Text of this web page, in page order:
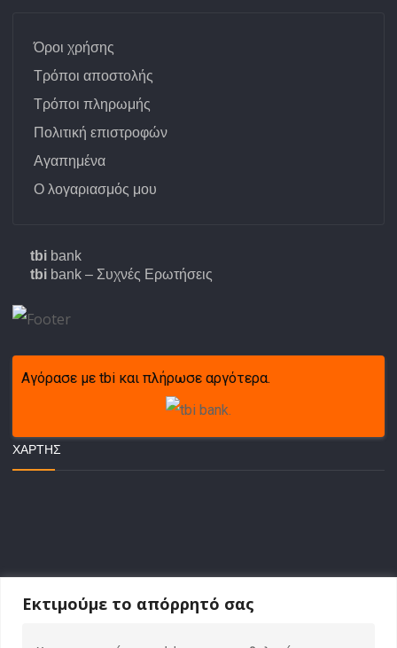
Εκτιμούμε το απόρρητό σας
Όροι χρήσης
Τρόποι αποστολής
Τρόποι πληρωμής
Πολιτική επιστροφών
Αγαπημένα
Ο λογαριασμός μου
tbi bank
tbi bank – Συχνές Ερωτήσεις
Αγόρασε με tbi και πλήρωσε αργότερα.
ΧΆΡΤΗΣ